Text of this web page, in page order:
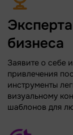
бизнеса
Заявите о себе
привлечения
инструменты
визуальному
шаблонов для